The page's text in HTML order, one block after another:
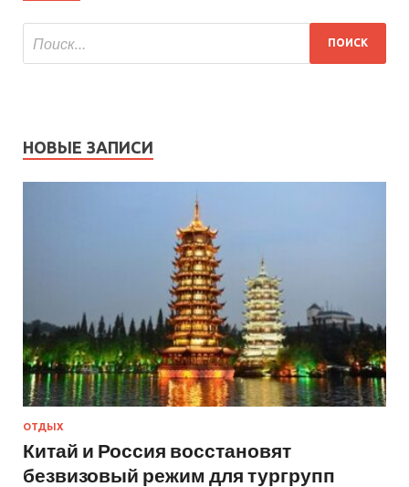
НОВЫЕ ЗАПИСИ
ОТДЫХ
Китай и Россия восстановят
безвизовый режим для тургрупп